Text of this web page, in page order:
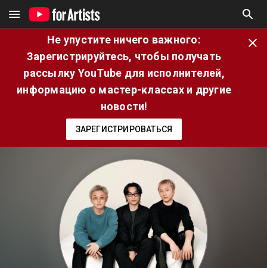
Не упустите ничего важного:
Зарегистрируйтесь, чтобы получать
рассылку YouTube для исполнителей,
информацию о мастер-классах и другие
новости!
ЗАРЕГИСТРИРОВАТЬСЯ